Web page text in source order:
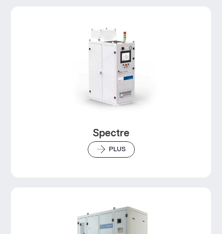
Spectre
PLUS